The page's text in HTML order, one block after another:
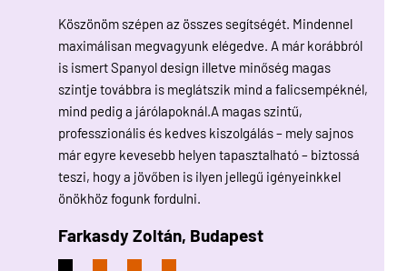
Köszönöm szépen az összes segítségét. Mindennel
maximálisan megvagyunk elégedve. A már korábbról
is ismert Spanyol design illetve minőség magas
szintje továbbra is meglátszik mind a falicsempéknél,
mind pedig a járólapoknál.A magas szintű,
professzionális és kedves kiszolgálás – mely sajnos
már egyre kevesebb helyen tapasztalható – biztossá
teszi, hogy a jövőben is ilyen jellegű igényeinkkel
önökhöz fogunk fordulni.
Farkasdy Zoltán, Budapest